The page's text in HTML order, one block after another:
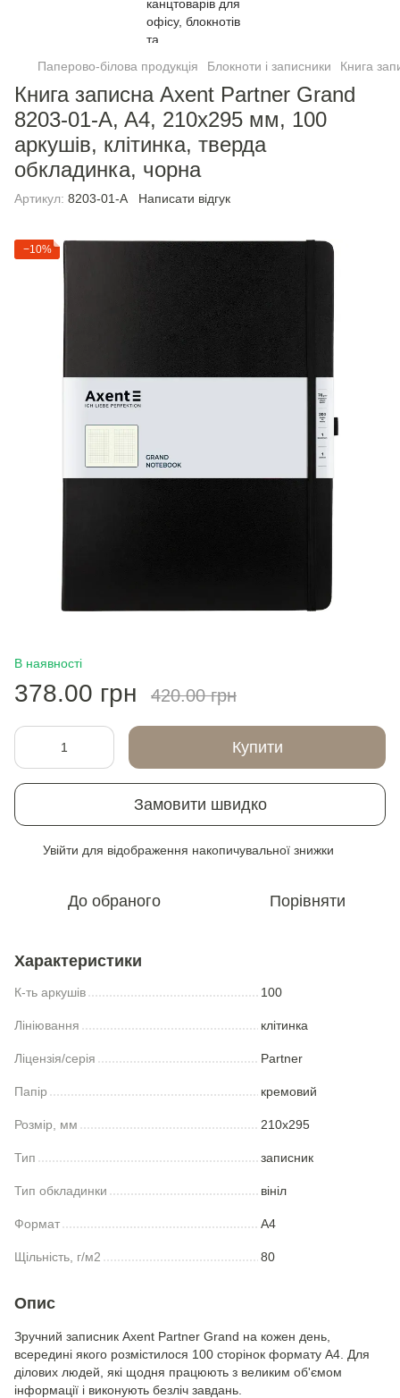
Паперово-білова продукція Блокноти і записники Книга
Книга записна Axent Partner Grand
8203-01-A, A4, 210x295 мм, 100
аркушів, клітинка, тверда
обкладинка, чорна
Артикул: 8203-01-A Написати відгук
−10%
В наявності
378.00 грн 420.00 грн
Купити
Замовити швидко
Увійти для відображення накопичувальної знижки
До обраного Порівняти
Характеристики
К-ть аркушів 100
Лініювання клітинка
Ліцензія/серія Partner
Папір кремовий
Розмір, мм 210x295
Тип записник
Тип обкладинки вініл
Формат A4
Щільність, г/м2 80
Опис
Зручний записник Axent Partner Grand на кожен день,
всередині якого розмістилося 100 сторінок формату А4. Для
ділових людей, які щодня працюють з великим об'ємом
інформації і виконують безліч завдань.